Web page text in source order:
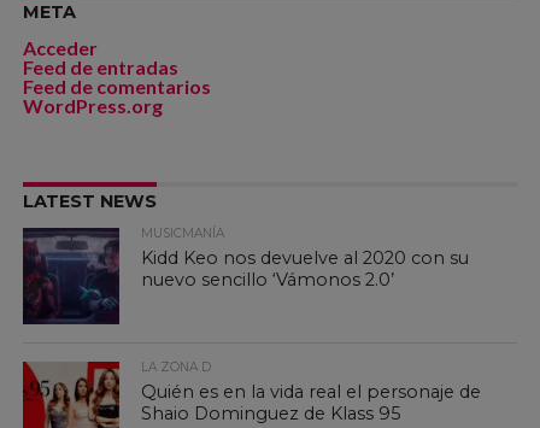
META
Acceder
Feed de entradas
Feed de comentarios
WordPress.org
LATEST NEWS
MUSICMANÍA
Kidd Keo nos devuelve al 2020 con su
nuevo sencillo ‘Vámonos 2.0’
LA ZONA D
Quién es en la vida real el personaje de
Shaio Dominguez de Klass 95